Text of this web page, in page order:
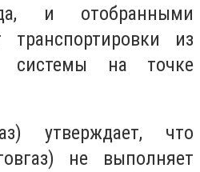
и отобранными
транспортировки из
системы на точке
утверждает, что
не выполняет